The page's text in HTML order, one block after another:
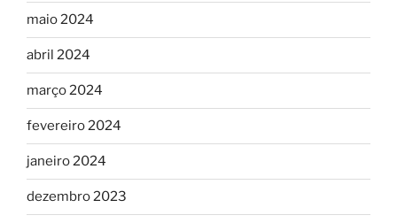
maio 2024
abril 2024
março 2024
fevereiro 2024
janeiro 2024
dezembro 2023